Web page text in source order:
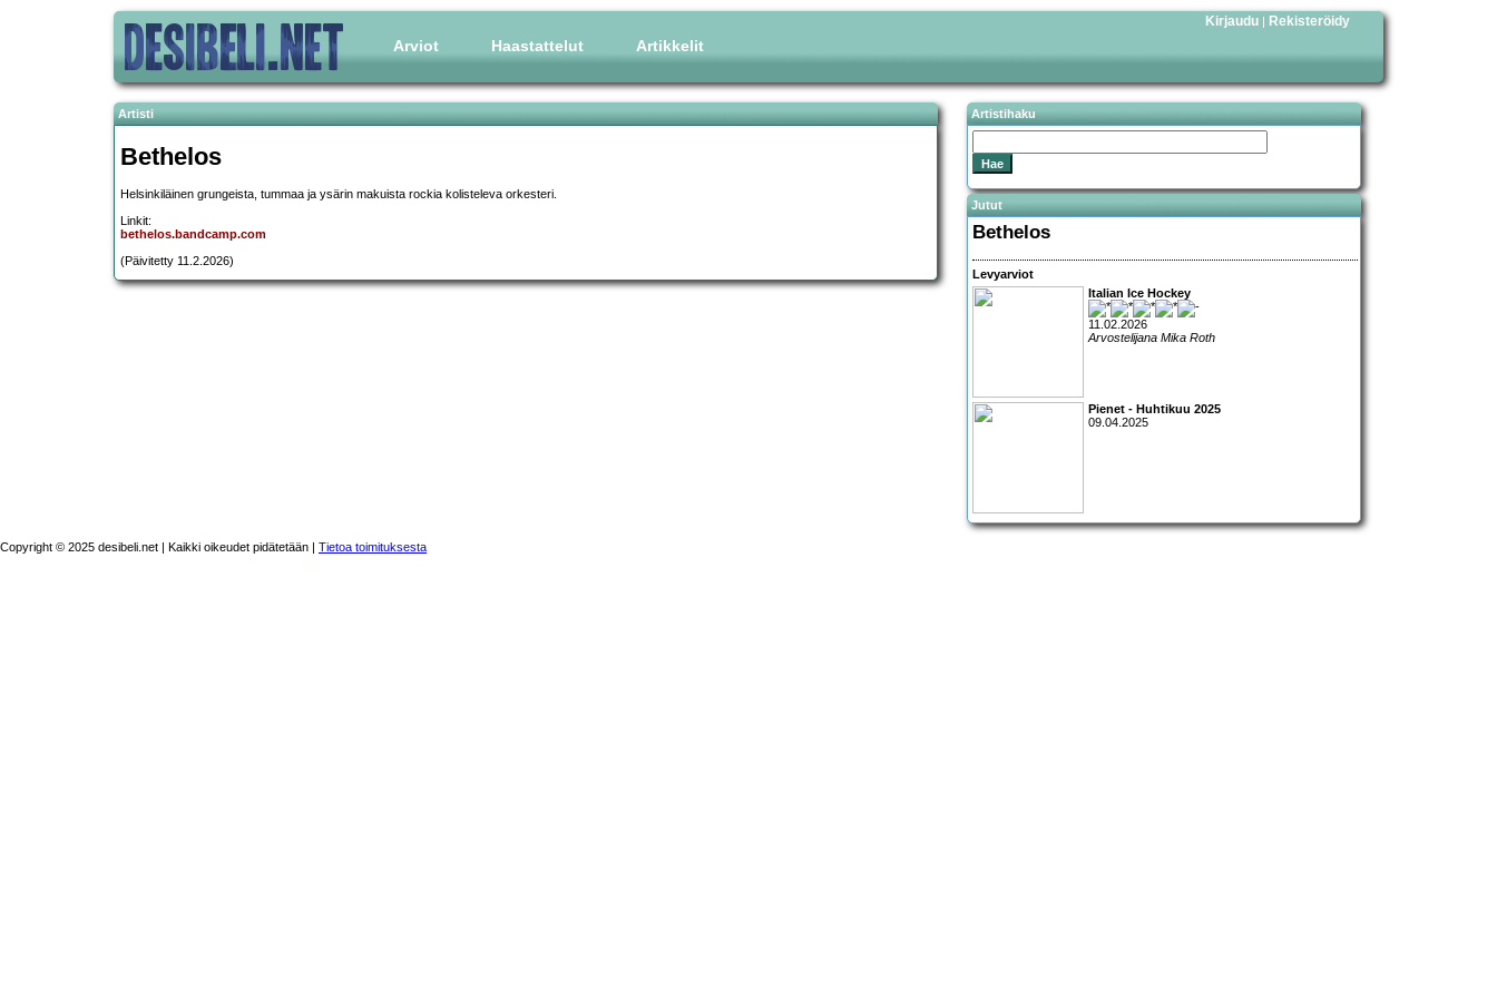
Arviot Haastattelut Artikkelit
Kirjaudu | Rekisteröidy
Artisti
Bethelos
Helsinkiläinen grungeista, tummaa ja ysärin makuista rockia kolisteleva orkesteri.
Linkit:
bethelos.bandcamp.com
(Päivitetty 11.2.2026)
Artistihaku
Jutut
Bethelos
Levyarviot
Italian Ice Hockey
11.02.2026
Arvostelijana Mika Roth
Pienet - Huhtikuu 2025
09.04.2025
Copyright © 2025 desibeli.net | Kaikki oikeudet pidätetään | Tietoa toimituksesta